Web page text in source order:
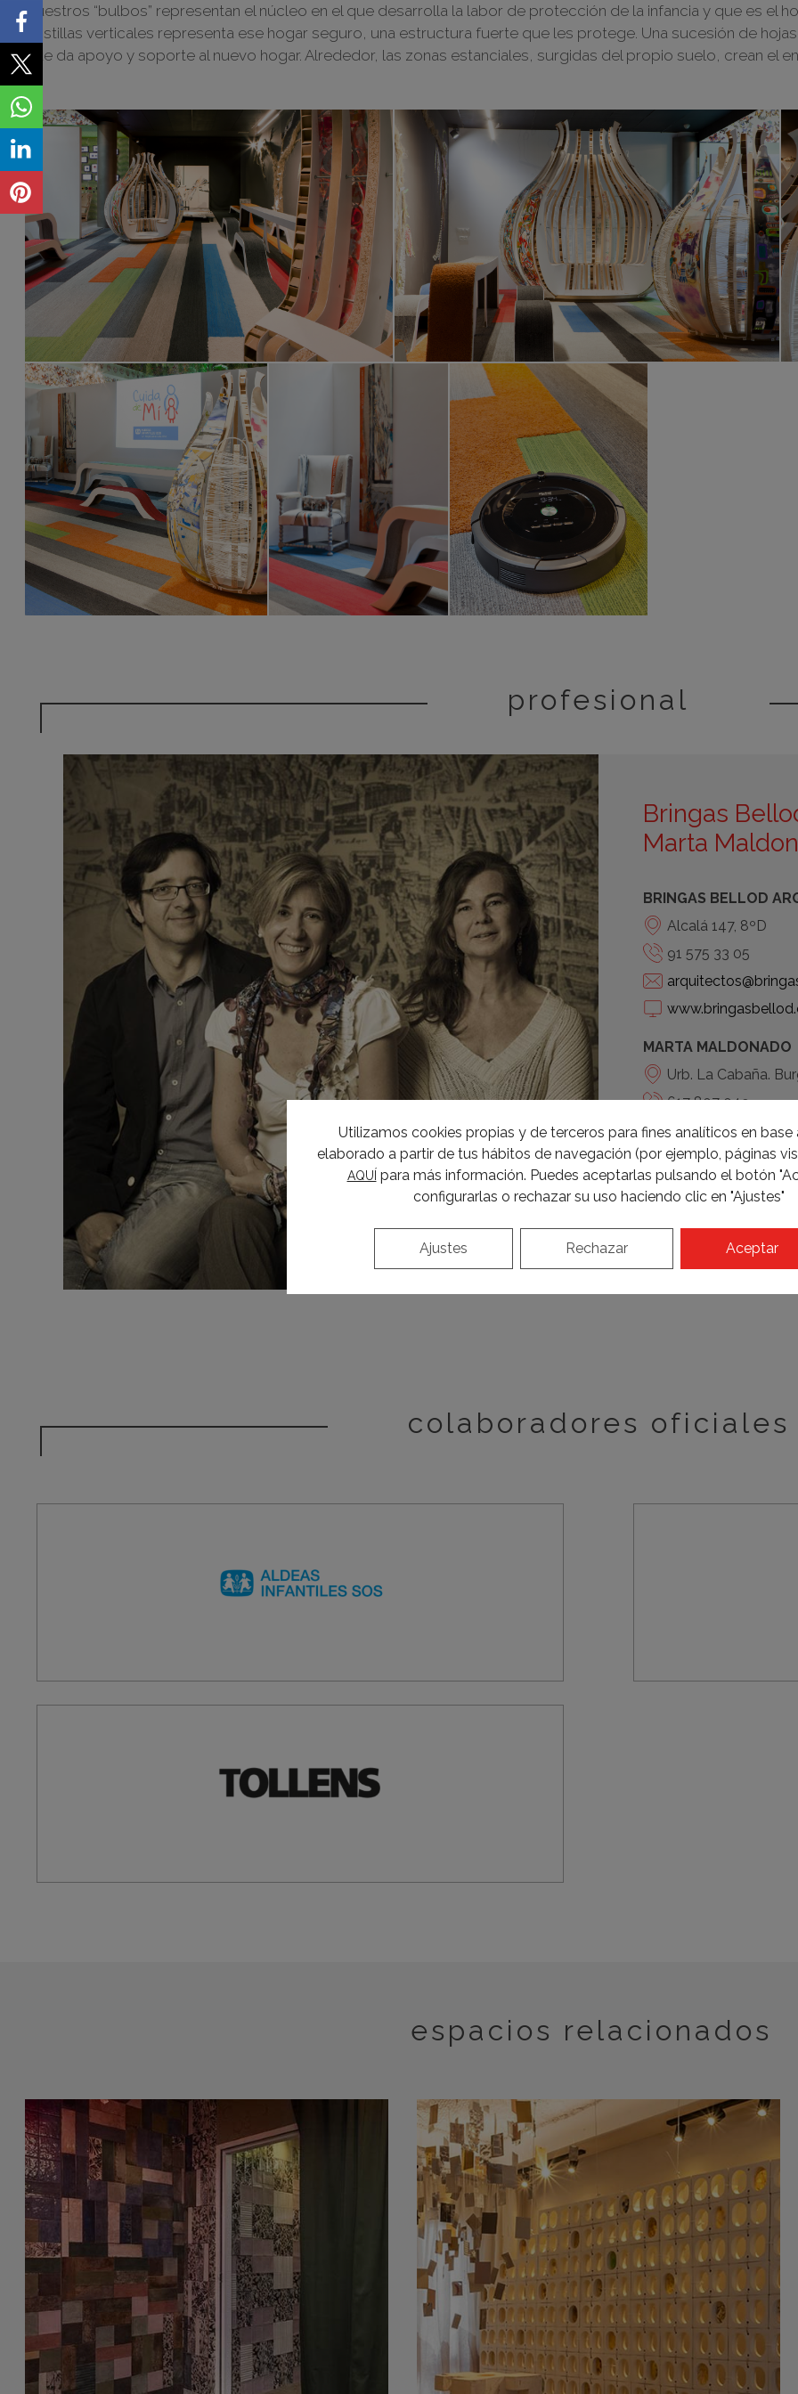
Nuestros “bulbos” representan el núcleo en el que desarrolla la labor de protección de la infancia y que es el
costillas verticales representa ese hogar seguro, una estructura fuerte que les protege. Una sucesión de
que da apoyo y soporte al nuevo hogar. Alrededor, las zonas estanciales, surgidas del propio suelo, crean el
profesional
Bringas
Marta
BRINGAS BELLOD
Alcalá 147, 8ºD
91 575 33 05
MARTA MALDONADO
Urb. La Cabaña.
617 807 049
colaboradores oficiales
espacios relacionados
Utilizamos cookies propias y de terceros para fines analíticos en base
elaborado a partir de tus hábitos de navegación (por ejemplo, páginas
AQUÍ para más información. Puedes aceptarlas pulsando el botón
configurarlas o rechazar su uso haciendo clic en "Ajustes"
Aceptar
Rechazar
Ajustes